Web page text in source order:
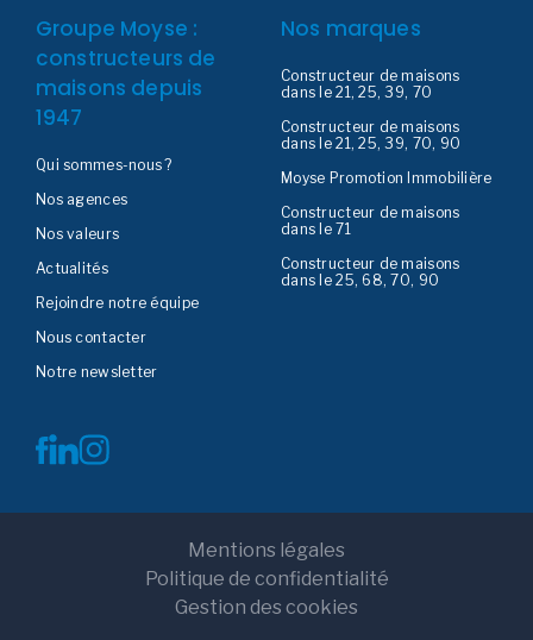
Groupe Moyse :
constructeurs de
maisons depuis
1947
Qui sommes-nous ?
Nos agences
Nos valeurs
Actualités
Rejoindre notre équipe
Nous contacter
Notre newsletter
Nos marques
Constructeur de maisons
dans le 21, 25, 39, 70
Constructeur de maisons
dans le 21, 25, 39, 70, 90
Moyse Promotion Immobilière
Constructeur de maisons
dans le 71
Constructeur de maisons
dans le 25, 68, 70, 90
Mentions légales
Politique de confidentialité
Gestion des cookies